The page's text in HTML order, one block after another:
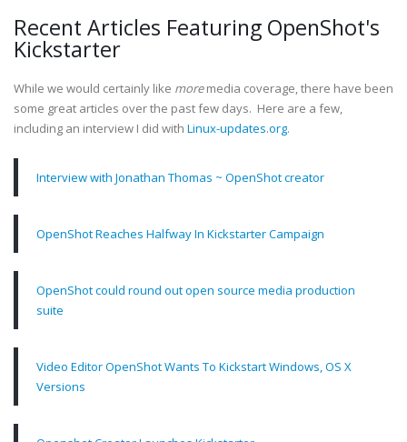
Recent Articles Featuring OpenShot's
Kickstarter
While we would certainly like moremedia coverage, there have been
some great articles over the past few days. Here are a few,
including an interview I did with Linux-updates.org.
Interview with Jonathan Thomas ~ OpenShot creator
OpenShot Reaches Halfway In Kickstarter Campaign
OpenShot could round out open source media production
suite
Video Editor OpenShot Wants To Kickstart Windows, OS X
Versions